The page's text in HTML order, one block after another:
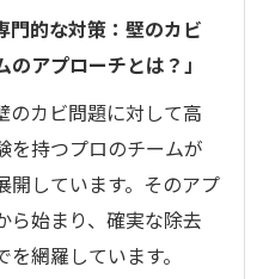
門的な対策：壁のカビ
アプローチとは？」
のカビ問題に対して高
を持つプロのチームが
開しています。そのアプ
ら始まり、確実な除去
網羅しています。